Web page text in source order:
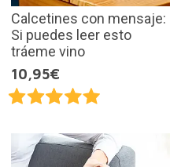
Calcetines con mensaje:
Si puedes leer esto
tráeme vino
10,95€